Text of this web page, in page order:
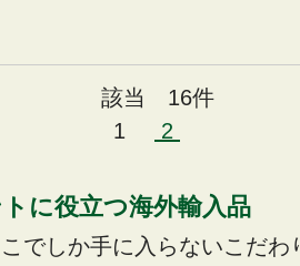
該当 16件
1
2
に役立つ海外輸入品
でしか手に入らないこだわ